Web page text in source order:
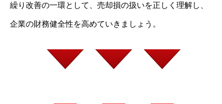
繰り改善の一環として、売却損の扱いを正しく理解し、
企業の財務健全性を高めていきましょう。